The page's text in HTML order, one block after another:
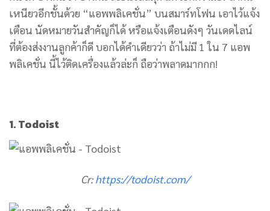
เหนียวอีกชั้นด้วย “แอพพลิเคชั่น” บนสมาร์ทโฟน เอาไว้แจ้ง
เตือน นัดหมายวันสำคัญก็ได้ หรือแจ้งเตือนดังๆ วันเดดไลน์
ที่ต้องส่งงานลูกค้าก็ดี บอกได้คำเดียวว่า ถ้าไม่มี 1 ใน 7 แอพ
พลิเคชั่น นี้ไว้ติดเครื่องแล้วล่ะก็ ถือว่าพลาดมากกก!
1. Todoist
Cr:https://todoist.com/